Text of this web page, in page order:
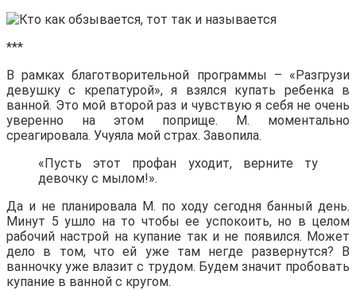
***
В рамках благотворительной программы – «Разгрузи
девушку с крепатурой», я взялся купать ребенка в
ванной. Это мой второй раз и чувствую я себя не очень
уверенно на этом поприще. М. моментально
среагировала. Учуяла мой страх. Завопила.
«Пусть этот профан уходит, верните ту
девочку с мылом!».
Да и не планировала М. по ходу сегодня банный день.
Минут 5 ушло на то чтобы ее успокоить, но в целом
рабочий настрой на купание так и не появился. Может
дело в том, что ей уже там негде развернутся? В
ванночку уже влазит с трудом. Будем значит пробовать
купание в ванной с кругом.